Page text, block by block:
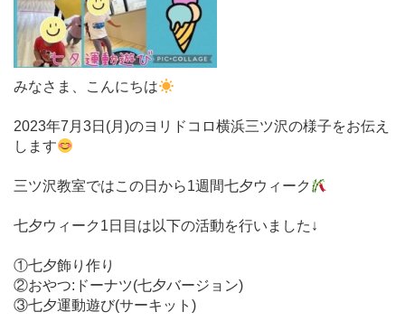
みなさま、こんにちは
2023年7月3日(月)のヨリドコロ横浜三ツ沢の様子をお伝え
します
三ツ沢教室ではこの日から1週間七夕ウィーク
七夕ウィーク1日目は以下の活動を行いました↓
①七夕飾り作り
②おやつ:ドーナツ(七夕バージョン)
③七夕運動遊び(サーキット)